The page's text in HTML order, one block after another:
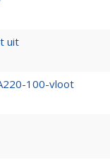
uit
100-vloot